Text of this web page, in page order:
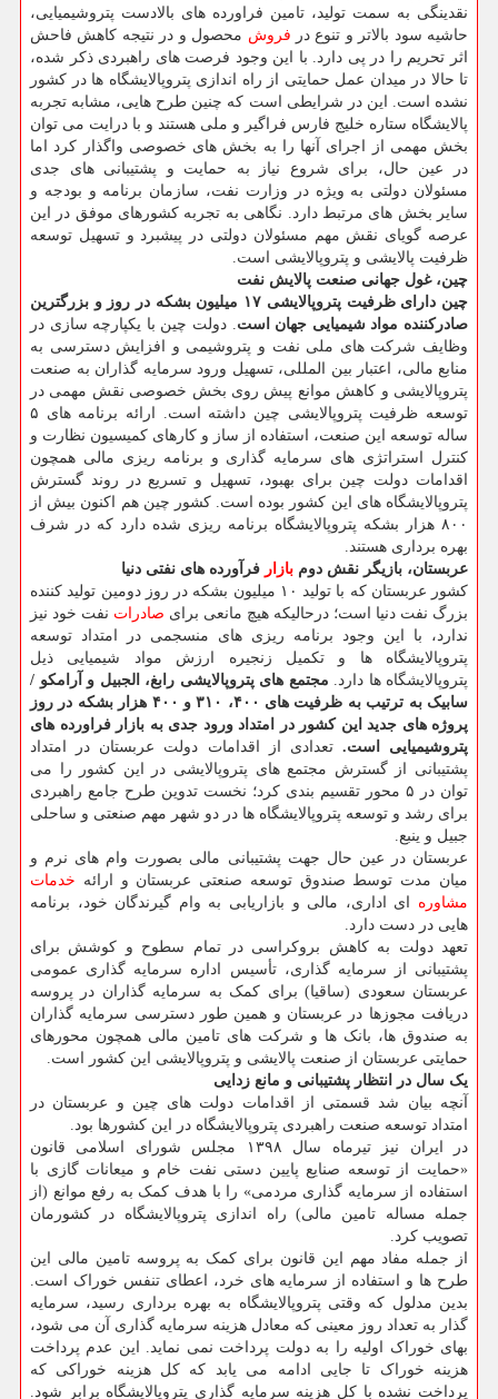
نقدینگی به سمت تولید، تامین فراورده های بالادست پتروشیمیایی،
حاشیه سود بالاتر و تنوع در فروش محصول و در نتیجه کاهش فاحش
اثر تحریم را در پی دارد. با این وجود فرصت های راهبردی ذکر شده،
تا حالا در میدان عمل حمایتی از راه اندازی پتروپالایشگاه ها در کشور
نشده است. این در شرایطی است که چنین طرح هایی، مشابه تجربه
پالایشگاه ستاره خلیج فارس فراگیر و ملی هستند و با درایت می توان
بخش مهمی از اجرای آنها را به بخش های خصوصی واگذار کرد اما
در عین حال، برای شروع نیاز به حمایت و پشتیبانی های جدی
مسئولان دولتی به ویژه در وزارت نفت، سازمان برنامه و بودجه و
سایر بخش های مرتبط دارد. نگاهی به تجربه کشورهای موفق در این
عرصه گویای نقش مهم مسئولان دولتی در پیشبرد و تسهیل توسعه
ظرفیت پالایشی و پتروپالایشی است.
چین، غول جهانی صنعت پالایش نفت
چین دارای ظرفیت پتروپالایشی ۱۷ میلیون بشکه در روز و بزرگترین
صادرکننده مواد شیمیایی جهان است . دولت چین با یکپارچه سازی در
وظایف شرکت های ملی نفت و پتروشیمی و افزایش دسترسی به
منابع مالی، اعتبار بین المللی، تسهیل ورود سرمایه گذاران به صنعت
پتروپالایشی و کاهش موانع پیش روی بخش خصوصی نقش مهمی در
توسعه ظرفیت پتروپالایشی چین داشته است. ارائه برنامه های ۵
ساله توسعه این صنعت، استفاده از ساز و کارهای کمیسیون نظارت و
کنترل استراتژی های سرمایه گذاری و برنامه ریزی مالی همچون
اقدامات دولت چین برای بهبود، تسهیل و تسریع در روند گسترش
پتروپالایشگاه های این کشور بوده است. کشور چین هم اکنون بیش از
۸۰۰ هزار بشکه پتروپالایشگاه برنامه ریزی شده دارد که در شرف
بهره برداری هستند.
عربستان، بازیگر نقش دوم بازار فرآورده های نفتی دنیا
کشور عربستان که با تولید ۱۰ میلیون بشکه در روز دومین تولید کننده
بزرگ نفت دنیا است؛ درحالیکه هیچ مانعی برای صادرات نفت خود نیز
ندارد، با این وجود برنامه ریزی های منسجمی در امتداد توسعه
پتروپالایشگاه ها و تکمیل زنجیره ارزش مواد شیمیایی ذیل
پتروپالایشگاه ها دارد.
مجتمع های پتروپالایشی رابغ، الجبیل و آرامکو /
سابیک به ترتیب به ظرفیت های ۴۰۰، ۳۱۰ و ۴۰۰ هزار بشکه در روز
پروژه های جدید این کشور در امتداد ورود جدی به بازار فراورده های
پتروشیمیایی است. تعدادی از اقدامات دولت عربستان در امتداد
پشتیبانی از گسترش مجتمع های پتروپالایشی در این کشور را می
توان در ۵ محور تقسیم بندی کرد؛ نخست تدوین طرح جامع راهبردی
برای رشد و توسعه پتروپالایشگاه ها در دو شهر مهم صنعتی و ساحلی
جبیل و ینبع.
عربستان در عین حال جهت پشتیبانی مالی بصورت وام های نرم و
میان مدت توسط صندوق توسعه صنعتی عربستان و ارائه خدمات
مشاوره ای اداری، مالی و بازاریابی به وام گیرندگان خود، برنامه
هایی در دست دارد.
تعهد دولت به کاهش بروکراسی در تمام سطوح و کوشش برای
پشتیبانی از سرمایه گذاری، تأسیس اداره سرمایه گذاری عمومی
عربستان سعودی (ساقیا) برای کمک به سرمایه گذاران در پروسه
دریافت مجوزها در عربستان و همین طور دسترسی سرمایه گذاران
به صندوق ها، بانک ها و شرکت های تامین مالی همچون محورهای
حمایتی عربستان از صنعت پالایشی و پتروپالایشی این کشور است.
یک سال در انتظار پشتیبانی و مانع زدایی
آنچه بیان شد قسمتی از اقدامات دولت های چین و عربستان در
امتداد توسعه صنعت راهبردی پتروپالایشگاه در این کشورها بود.
در ایران نیز تیرماه سال ۱۳۹۸ مجلس شورای اسلامی قانون
«حمایت از توسعه صنایع پایین دستی نفت خام و میعانات گازی با
استفاده از سرمایه گذاری مردمی» را با هدف کمک به رفع موانع (از
جمله مساله تامین مالی) راه اندازی پتروپالایشگاه در کشورمان
تصویب کرد.
از جمله مفاد مهم این قانون برای کمک به پروسه تامین مالی این
طرح ها و استفاده از سرمایه های خرد، اعطای تنفس خوراک است.
بدین مدلول که وقتی پتروپالایشگاه به بهره برداری رسید، سرمایه
گذار به تعداد روز معینی که معادل هزینه سرمایه گذاری آن می شود،
بهای خوراک اولیه را به دولت پرداخت نمی نماید. این عدم پرداخت
هزینه خوراک تا جایی ادامه می یابد که کل هزینه خوراکی که
پرداخت نشده با کل هزینه سرمایه گذاری پتروپالایشگاه برابر شود.